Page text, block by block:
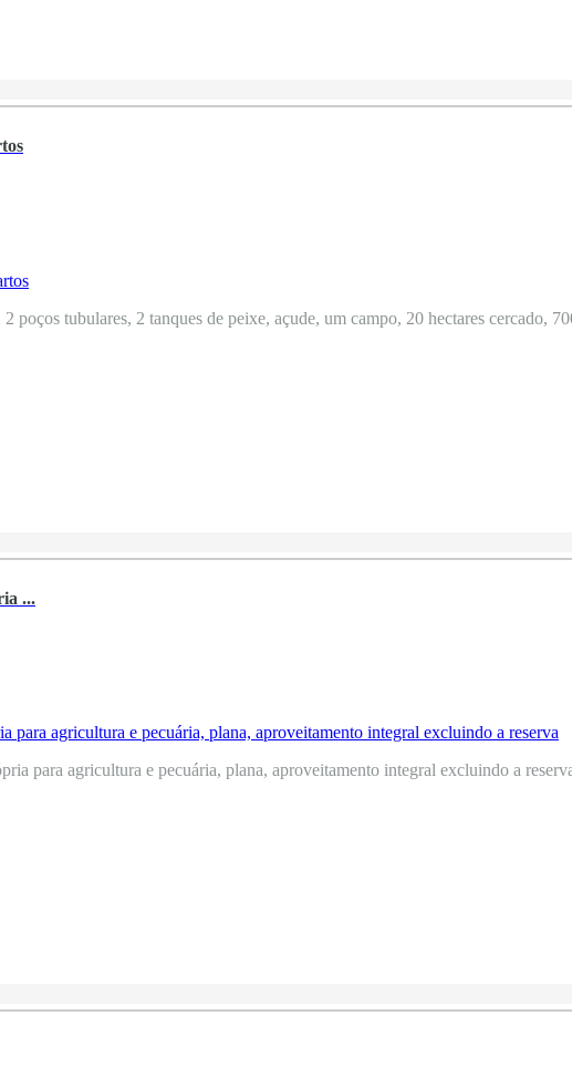
poços tubulares, 2 tanques de peixe, açude, um campo, 20 hectares cercado,
...
para agricultura e pecuária, plana, aproveitamento integral excluindo a